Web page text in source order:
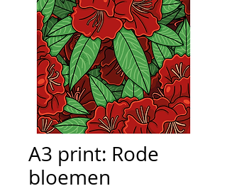
A3 print: Rode
bloemen